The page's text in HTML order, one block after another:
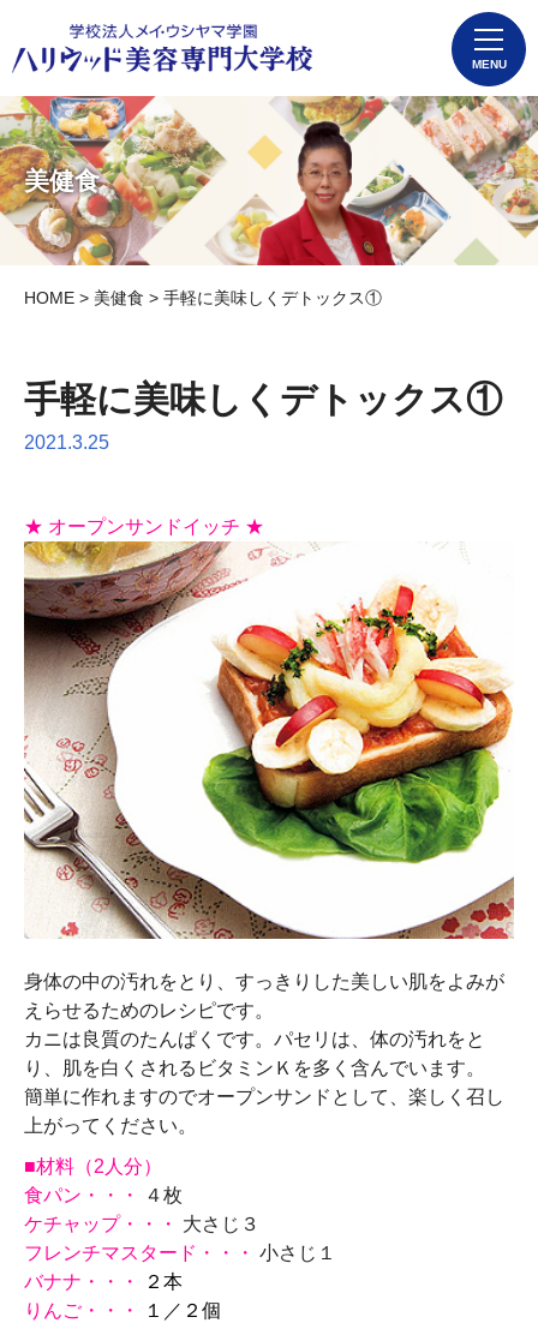
MENU
美健食
HOME > 美健食 > 手軽に美味しくデトックス①
手軽に美味しくデトックス①
2021.3.25
★ オープンサンドイッチ ★
身体の中の汚れをとり、すっきりした美しい肌をよみが
えらせるためのレシピです。
カニは良質のたんぱくです。パセリは、体の汚れをと
り、肌を白くされるビタミンＫを多く含んでいます。
簡単に作れますのでオープンサンドとして、楽しく召し
上がってください。
■材料（2人分）
食パン ・・・
４枚
ケチャップ・・・ 大さじ３
フレンチマスタード ・・・ 小さじ１
バナナ ・・・
２本
りんご ・・・
１／２個